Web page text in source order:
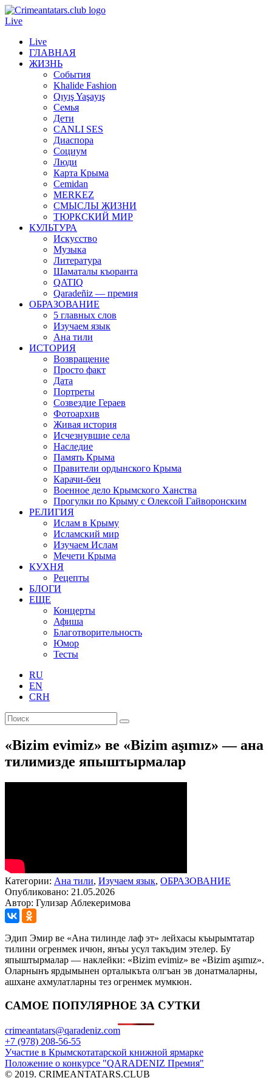
Live
Live
ГЛАВНАЯ
ЖИЗНЬ
События
Khalide Fashion
Qıyış Yaşayış
Семья
Дети
CANLI SES
Диаспора
Социум
Люди
Карта Крыма
Cemidan
МERKEZ
СМЫСЛЫ ЖИЗНИ
ТЮРКСКИЙ МИР
КУЛЬТУРА
Искусство
Музыка
Литература
Шаматалы къоранта
QATIQ
Qaradeñiz — премия
ОБРАЗОВАНИЕ
5 главных слов
Изучаем язык
Ана тили
ИСТОРИЯ
Возвращение
Просто факт
Дата
Портреты
Созвездие Гераев
Фотоархив
Живая история
Исчезнувшие села
Наследие
Память Крыма
Правители ордынского Крыма
Карачи-беи
Военное дело Крымского Ханства
Прогулки по Крыму с Олексой Гайворонским
РЕЛИГИЯ
Ислам в Крыму
Исламский мир
Изучаем Ислам
Мечети Крыма
КУХНЯ
Рецепты
БЛОГИ
ЕЩЕ
Концерты
Афиша
Благотворительность
Юмор
Тесты
RU
EN
CRH
«Bizim evimiz» ве «Bizim aşımız» — ана
тилимизде япыштырмалар
Категории: Ана тили, Изучаем язык, ОБРАЗОВАНИЕ
Опубликовано: 21.05.2026
Автор: Гулизар Аблекеримова
Эдип Эмир ве «Ана тилинде лаф эт» лейхасы къырымтатар
тилини огренмек ичюн, янъы усул такъдим этелер. Бу
япыштырмалар — наклейки: «Bizim evimiz» ве «Bizim aşımız».
Оларнынъ ярдымынен орталыкъта олгъан эв донатмаларны,
ашхане ахмулатларны тез огренмек мумкюн.
САМОЕ ПОПУЛЯРНОЕ ЗА СУТКИ
crimeantatars@qaradeniz.com
+7 (978) 208-56-55
Участие в Крымскотатарской книжной ярмарке
Положение о конкурсе "QARADENIZ Премия"
© 2019. CRIMEANTATARS.CLUB